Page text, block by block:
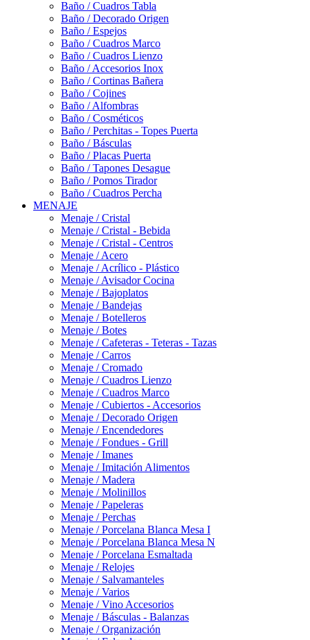
Baño / Cuadros Tabla
Baño / Decorado Origen
Baño / Espejos
Baño / Cuadros Marco
Baño / Cuadros Lienzo
Baño / Accesorios Inox
Baño / Cortinas Bañera
Baño / Cojines
Baño / Alfombras
Baño / Cosméticos
Baño / Perchitas - Topes Puerta
Baño / Básculas
Baño / Placas Puerta
Baño / Tapones Desague
Baño / Pomos Tirador
Baño / Cuadros Percha
MENAJE
Menaje / Cristal
Menaje / Cristal - Bebida
Menaje / Cristal - Centros
Menaje / Acero
Menaje / Acrílico - Plástico
Menaje / Avisador Cocina
Menaje / Bajoplatos
Menaje / Bandejas
Menaje / Botelleros
Menaje / Botes
Menaje / Cafeteras - Teteras - Tazas
Menaje / Carros
Menaje / Cromado
Menaje / Cuadros Lienzo
Menaje / Cuadros Marco
Menaje / Cubiertos - Accesorios
Menaje / Decorado Origen
Menaje / Encendedores
Menaje / Fondues - Grill
Menaje / Imanes
Menaje / Imitación Alimentos
Menaje / Madera
Menaje / Molinillos
Menaje / Papeleras
Menaje / Perchas
Menaje / Porcelana Blanca Mesa I
Menaje / Porcelana Blanca Mesa N
Menaje / Porcelana Esmaltada
Menaje / Relojes
Menaje / Salvamanteles
Menaje / Varios
Menaje / Vino Accesorios
Menaje / Básculas - Balanzas
Menaje / Organización